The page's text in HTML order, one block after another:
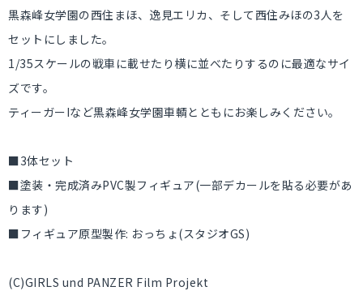
黒森峰女学園の西住まほ、逸見エリカ、そして西住みほの3人を
セットにしました。
1/35スケールの戦車に載せたり横に並べたりするのに最適なサイ
ズです。
ティーガーIなど黒森峰女学園車輌とともにお楽しみください。
■3体セット
■塗装・完成済みPVC製フィギュア(一部デカールを貼る必要があ
ります)
■フィギュア原型製作: おっちょ(スタジオGS)
(C)GIRLS und PANZER Film Projekt